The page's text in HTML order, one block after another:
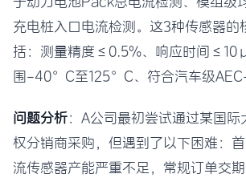
充电桩入口电流检测。这3种传感器的
括：测量精度≤0.5%、响应时间
围-40°C至125°C、符合汽车级AEC-
问题分析：A公司最初尝试通过某国际
权分销商采购，但遇到了以下困难：
流传感器产能严重不足，常规订单交